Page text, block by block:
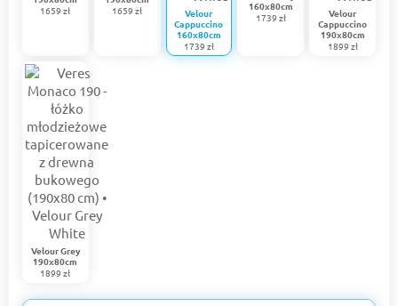
1659 zł
1659 zł
Velour
Cappuccino
160x80cm
1739 zł
160x80cm
1739 zł
Velour
Cappuccino
190x80cm
1899 zł
Velour Grey
190x80cm
1899 zł